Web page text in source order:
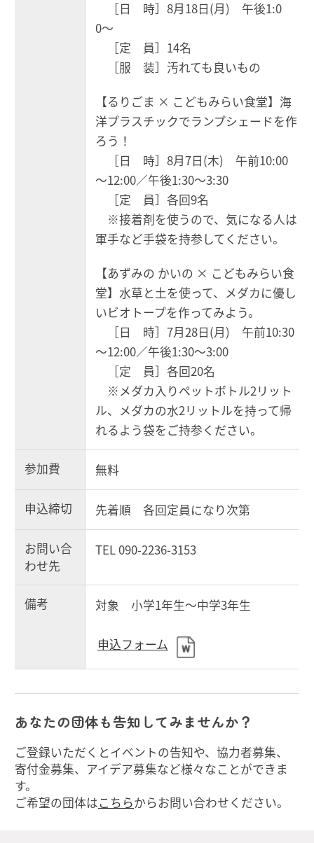
［日 時］8月18日(月) 午後1:0
0〜
［定 員］14名
［服 装］汚れても良いもの
【るりごま × こどもみらい食堂】海
洋プラスチックでランプシェードを作
ろう！
［日 時］8月7日(木) 午前10:00
～12:00／午後1:30〜3:30
［定 員］各回9名
※接着剤を使うので、気になる人は
軍手など手袋を持参してください。
【あずみの かいの × こどもみらい食
堂】水草と土を使って、メダカに優し
いビオトープを作ってみよう。
［日 時］7月28日(月) 午前10:30
～12:00／午後1:30～3:00
［定 員］各回20名
※メダカ入りペットボトル2リット
ル、メダカの水2リットルを持って帰
れるよう袋をご持参ください。
参加費 無料
申込締切 先着順 各回定員になり次第
お問い合
わせ先
TEL 090-2236-3153
備考 対象 小学1年生～中学3年生
申込フォーム
あなたの団体も告知してみませんか？
ご登録いただくとイベントの告知や、協力者募集、
寄付金募集、アイデア募集など様々なことができま
す。
ご希望の団体はこちらからお問い合わせください。